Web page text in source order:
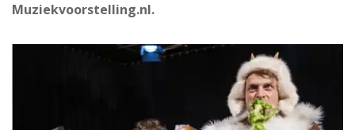
Muziekvoorstelling.nl.